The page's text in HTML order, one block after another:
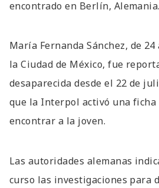
encontrado en Berlín, Alemania.
María Fernanda Sánchez, de
la Ciudad de México, fue
desaparecida desde el 22 de
que la Interpol activó una ficha
encontrar a la joven.
Las autoridades alemanas
curso las investigaciones para